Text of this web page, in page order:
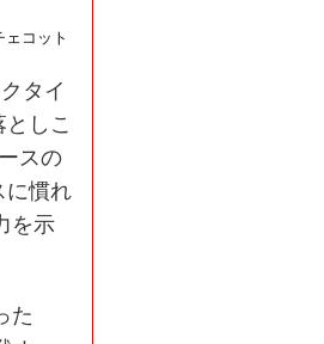
コット
タイ
しこ
スの
に慣れ
を示
た